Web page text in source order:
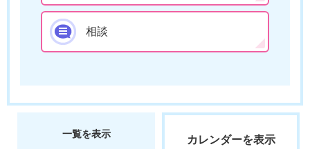
相談
一覧を表示 カレンダーを表示